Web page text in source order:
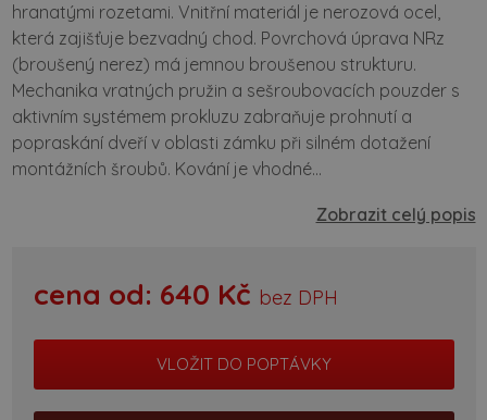
prodejní síť
informace a rady
hranatými rozetami. Vnitřní materiál je nerozová ocel,
která zajišťuje bezvadný chod. Povrchová úprava NRz
(broušený nerez) má jemnou broušenou strukturu.
Mechanika vratných pružin a sešroubovacích pouzder s
aktivním systémem prokluzu zabraňuje prohnutí a
popraskání dveří v oblasti zámku při silném dotažení
montážních šroubů. Kování je vhodné...
Zobrazit celý popis
cena od: 640 Kč bez DPH